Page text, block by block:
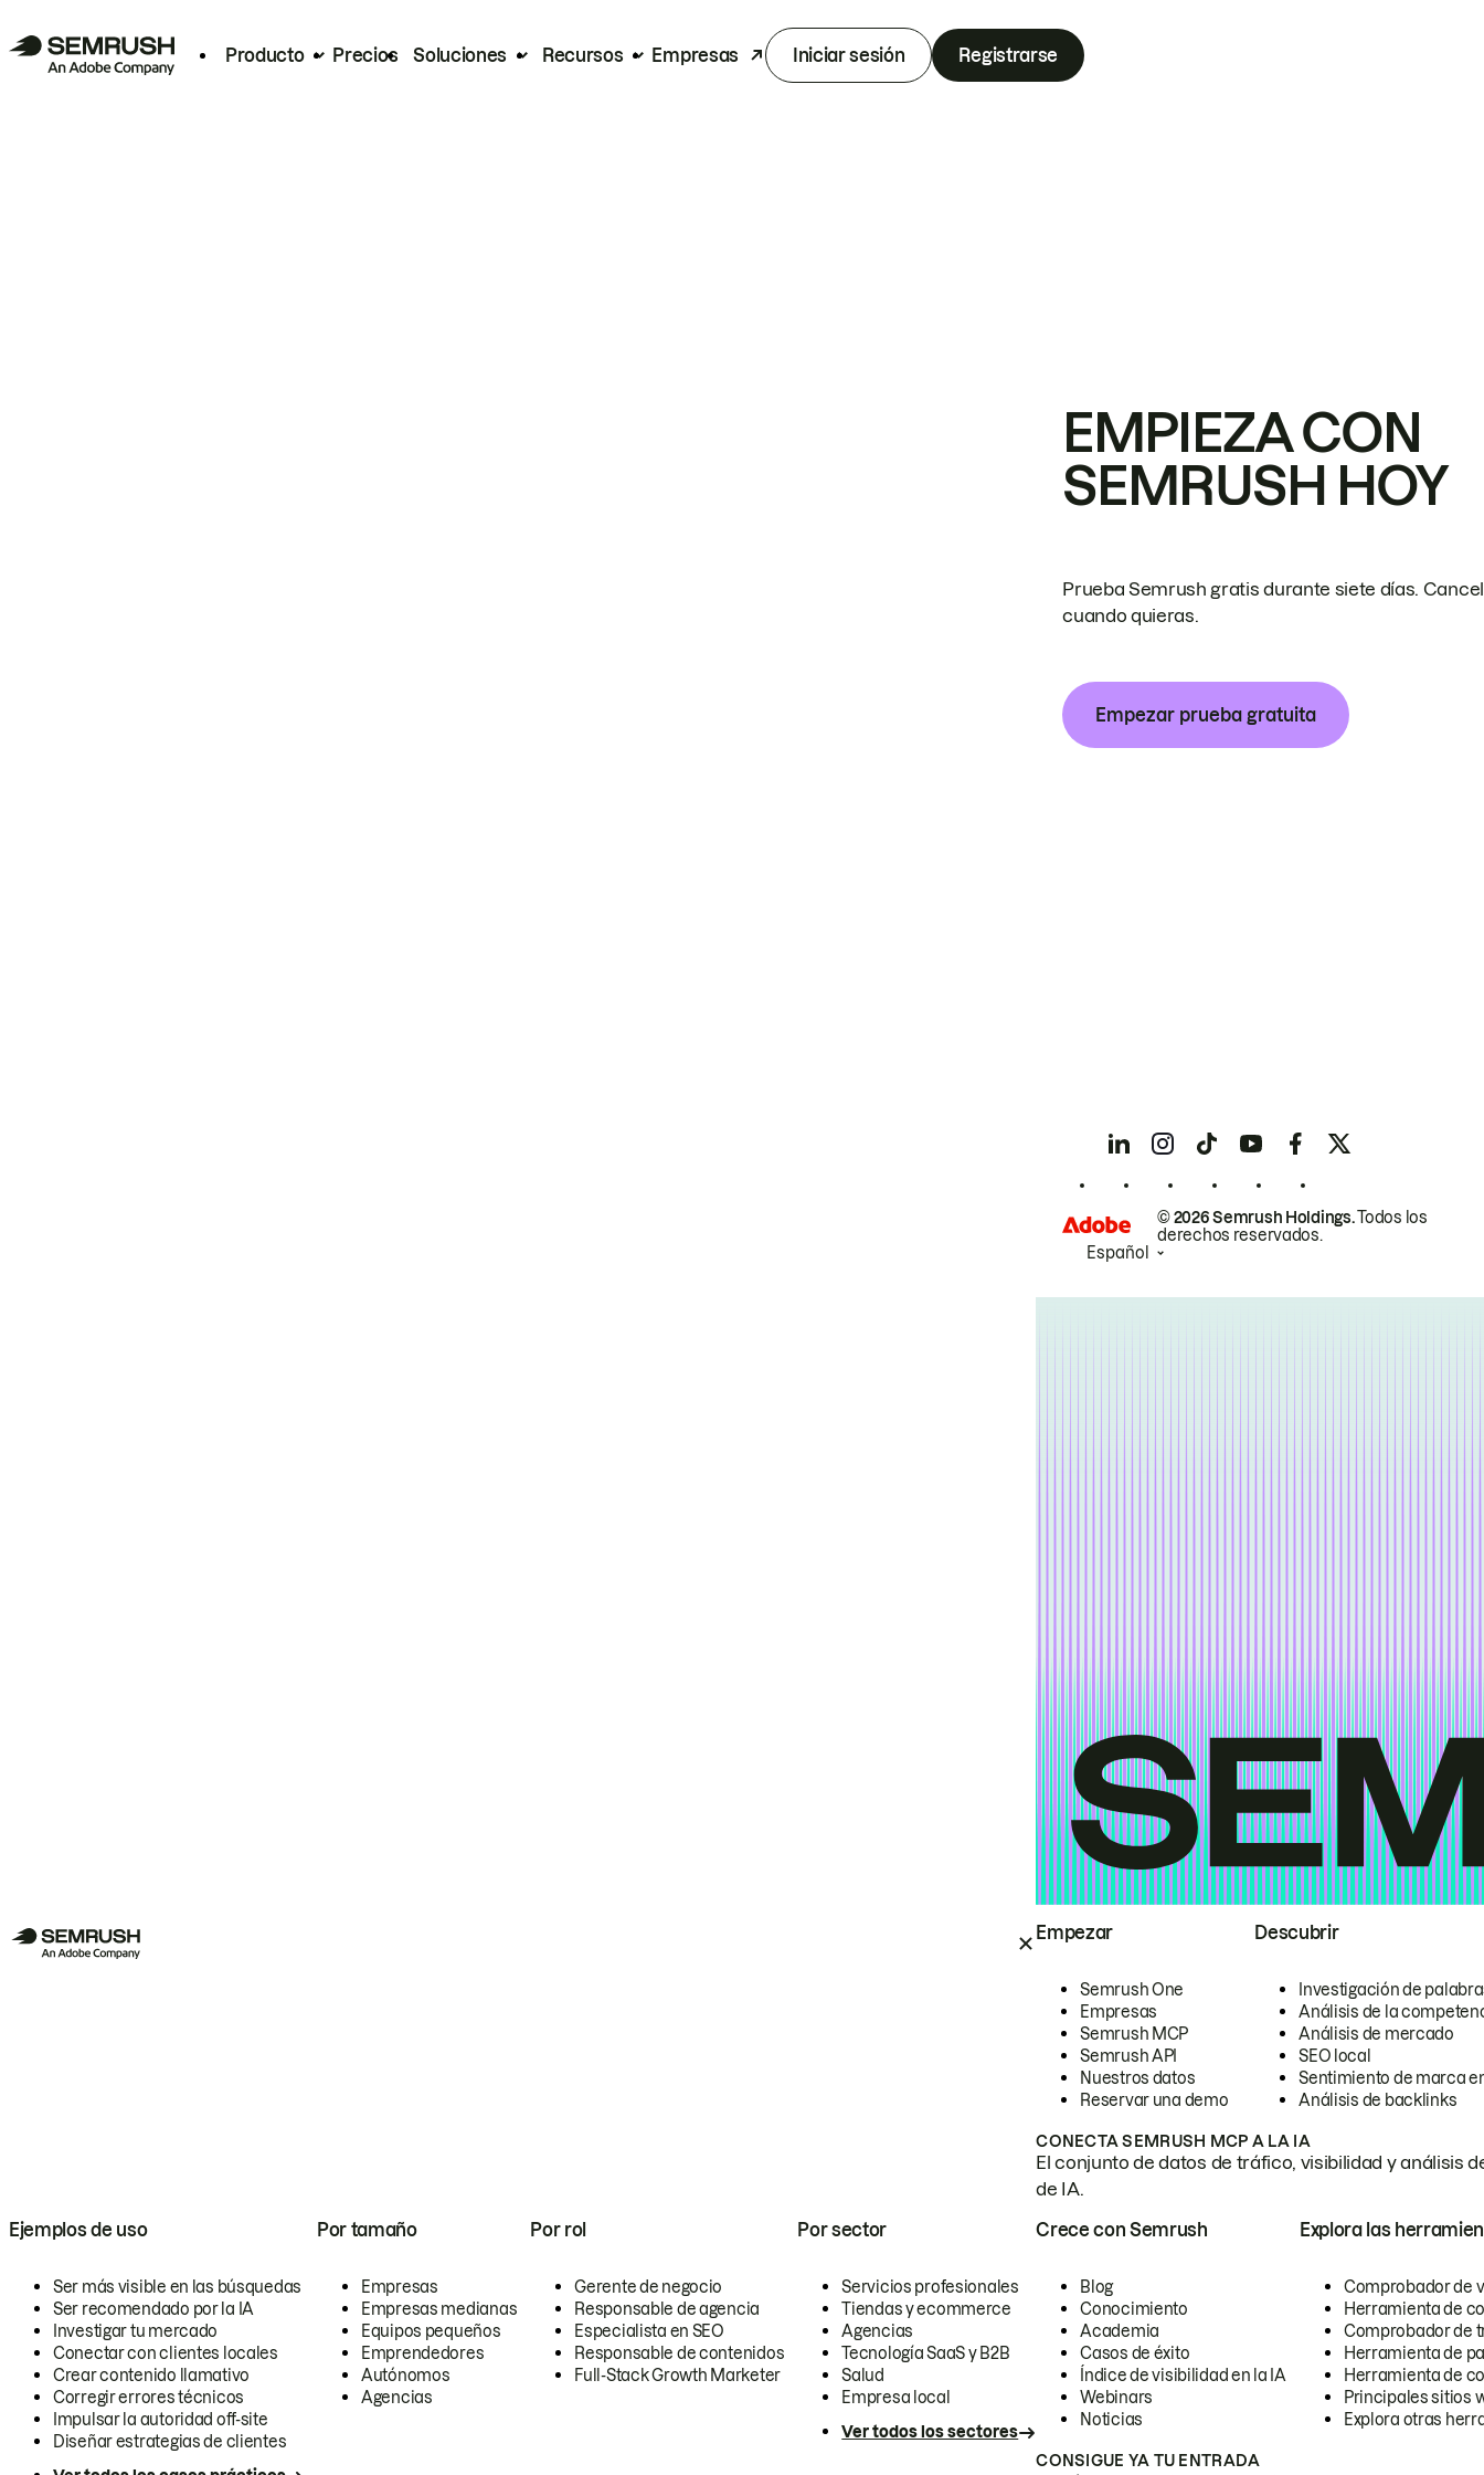
Producto Precios Soluciones Recursos Empresas Iniciar sesión Registrarse
Empezar
Semrush One
Empresas
Semrush MCP
Semrush API
Nuestros datos
Reservar una demo
Descubrir
Investigación de
Análisis de la
Análisis de mercado
SEO local
Sentimiento de marca
Análisis de backlinks
CONECTA SEMRUSH MCP A LA IA
El conjunto de datos de tráfico, visibilidad y análisis
de IA.
Ejemplos de uso
Ser más visible en las búsquedas
Ser recomendado por la IA
Investigar tu mercado
Conectar con clientes locales
Crear contenido llamativo
Corregir errores técnicos
Impulsar la autoridad off-site
Diseñar estrategias de clientes
Por tamaño
Empresas
Empresas medianas
Equipos pequeños
Emprendedores
Autónomos
Agencias
Por rol
Gerente de negocio
Responsable de agencia
Especialista en SEO
Responsable de contenidos
Full-Stack Growth Marketer
Por sector
Servicios profesionales
Tiendas y ecommerce
Agencias
Tecnología SaaS y B2B
Salud
Empresa local
Ver todos los sectores
Crece con Semrush
Blog
Conocimiento
Academia
Casos de éxito
Índice de visibilidad en la IA
Webinars
Noticias
Explora las
Comprobador de
Herramienta de
Comprobador de
Herramienta de
Herramienta de
Principales sitios
Explora otras
CONSIGUE YA TU ENTRADA
EMPIEZA CON
SEMRUSH HOY
Prueba Semrush gratis durante siete días.
cuando quieras.
Empezar prueba gratuita
© 2026 Semrush Holdings.Todos los
derechos reservados.
Español